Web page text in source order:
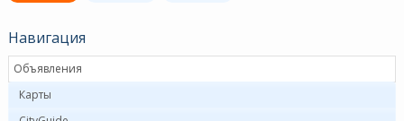
Навигация
Объявления
Карты